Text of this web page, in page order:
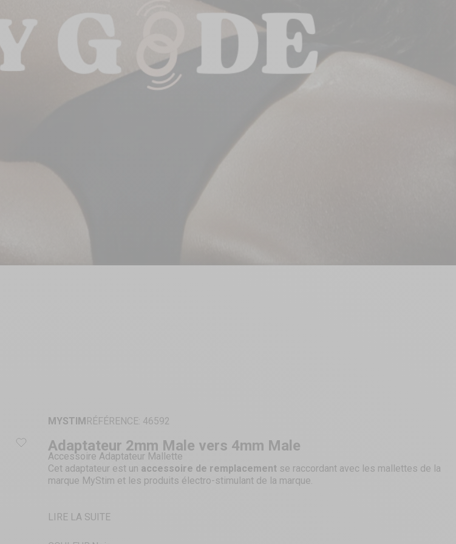
MYSTIM RÉFÉRENCE: 46592
Adaptateur 2mm Male vers 4mm Male
Accessoire Adaptateur Mallette
Cet adaptateur est un accessoire de remplacement se raccordant avec les mallettes de la
marque MyStim et les produits électro-stimulant de la marque.
LIRE LA SUITE